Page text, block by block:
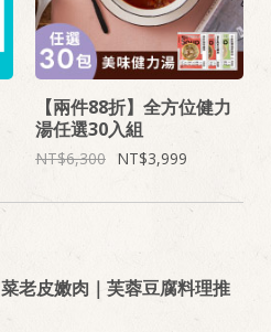
【兩件88折】全方位健力
湯任選30入組
6,300 3,999
老皮嫩肉｜芙蓉豆腐料理推